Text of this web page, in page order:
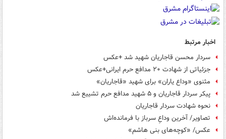
اخبار مرتبط
سردار محسن قاجاریان شهید شد +عکس
جزئیاتی از شهادت ۲۰ مدافع حرم ایرانی+عکس
مثنوی «وداع یاران» برای شهید «قاجاریان»
پیکر سردار قاجاریان و ۵ شهید مدافع حرم تشییع شد
نحوه شهادت سردار قاجاریان
تصاویر/ آخرین وداعِ سرباز با فرمانده‌اش
عکس/ «کوچه‌های بنی هاشم»